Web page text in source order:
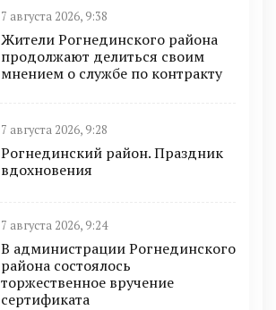
7 августа 2026, 9:38
Жители Рогнединского района
продолжают делиться своим
мнением о службе по контракту
7 августа 2026, 9:28
Рогнединский район. Праздник
вдохновения
7 августа 2026, 9:24
В администрации Рогнединского
района состоялось
торжественное вручение
сертификата